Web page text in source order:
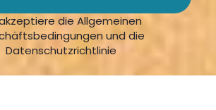
die Allgemeinen
und die
Datenschutzrichtlinie